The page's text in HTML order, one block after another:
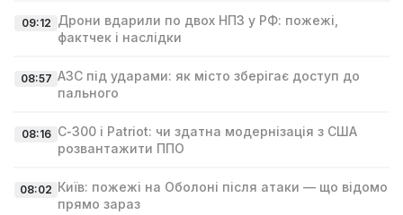
09:12 Дрони вдарили по двох НПЗ у РФ: пожежі,
фактчек і наслідки
08:57 АЗС під ударами: як місто зберігає доступ до
пального
08:16 С‑300 і Patriot: чи здатна модернізація з США
розвантажити ППО
08:02 Київ: пожежі на Оболоні після атаки — що відомо
прямо зараз